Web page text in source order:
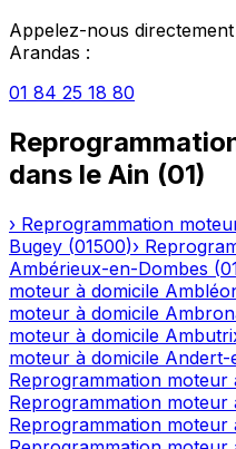
Appelez-nous
Arandas :
01 84 25 18 80
dans le Ain (01)
› Reprogrammation
Bugey (01500)›
Ambérieux-en-Dombes (
moteur à domicile
moteur à domicile
moteur à domicile
moteur à domicile Andert-
Reprogrammation moteur
Reprogrammation moteur
Reprogrammation moteur